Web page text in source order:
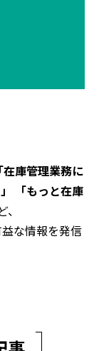
在庫管理業務に
「もっと在庫
、
な情報を発信